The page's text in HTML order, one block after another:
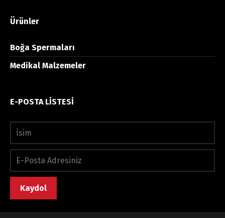
Ürünler
Boğa Spermaları
Medikal Malzemeler
E-POSTA LİSTESİ